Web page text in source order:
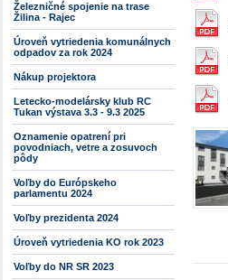
Železničné spojenie na trase
Žilina - Rajec
Úroveň vytriedenia komunálnych
odpadov za rok 2024
Nákup projektora
Letecko-modelársky klub RC
Tukan výstava 3.3 - 9.3 2025
Oznamenie opatrení pri
povodniach, vetre a zosuvoch
pôdy
Voľby do Európskeho
parlamentu 2024
Voľby prezidenta 2024
Úroveň vytriedenia KO rok 2023
Voľby do NR SR 2023